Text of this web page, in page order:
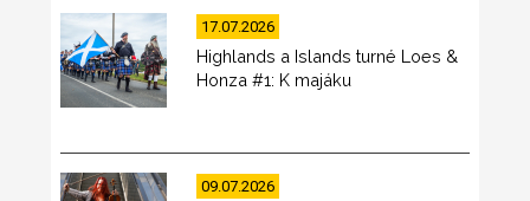
17.07.2026
Highlands a Islands turné Loes &
Honza #1: K majáku
09.07.2026